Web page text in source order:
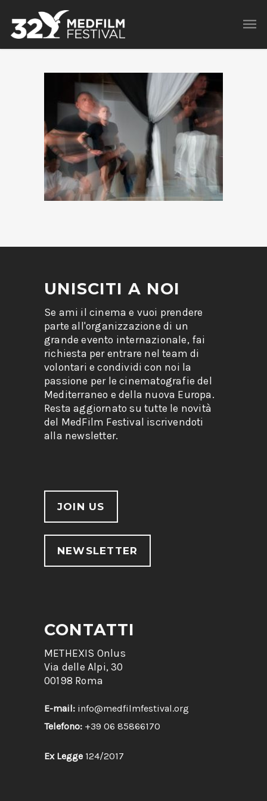
UNISCITI A NOI
Se ami il cinema e vuoi prendere
parte all'organizzazione di un
grande evento internazionale, fai
richiesta per entrare nel team di
volontari e condividi con noi la
passione per le cinematografie del
Mediterraneo e della nuova Europa.
Resta aggiornato su tutte le novità
del MedFilm Festival iscrivendoti
alla newsletter.
JOIN US
NEWSLETTER
CONTATTI
METHEXIS Onlus
Via delle Alpi, 30
00198 Roma
E-mail: info@medfilmfestival.org
Telefono: +39 06 85866170
Ex Legge 124/2017